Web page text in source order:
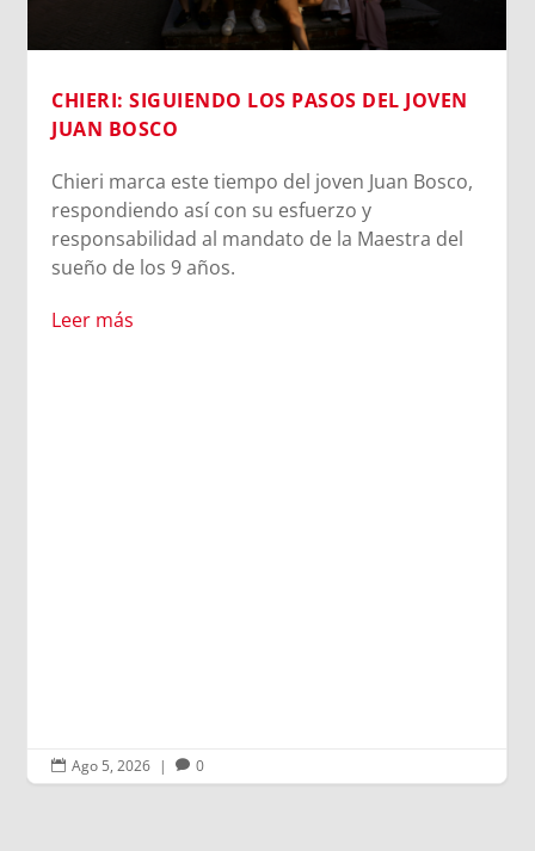
EN EL COLLE DON BOSCO: UN DÍA PARA
CONECTAR CON LAS RAÍCES SALESIANAS
El Campobosco 2026 vive una jornada
emocionante en I Becchi, donde los jóvenes
participantes tuvieron la oportunidad de
recorrer los lugares que marcaron la infancia
hasta el lugar del sueño de los 9 años, los
 Ago 4, 2026 |